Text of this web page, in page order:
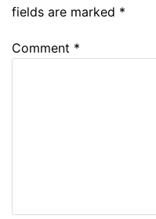
fields are marked *
Comment *